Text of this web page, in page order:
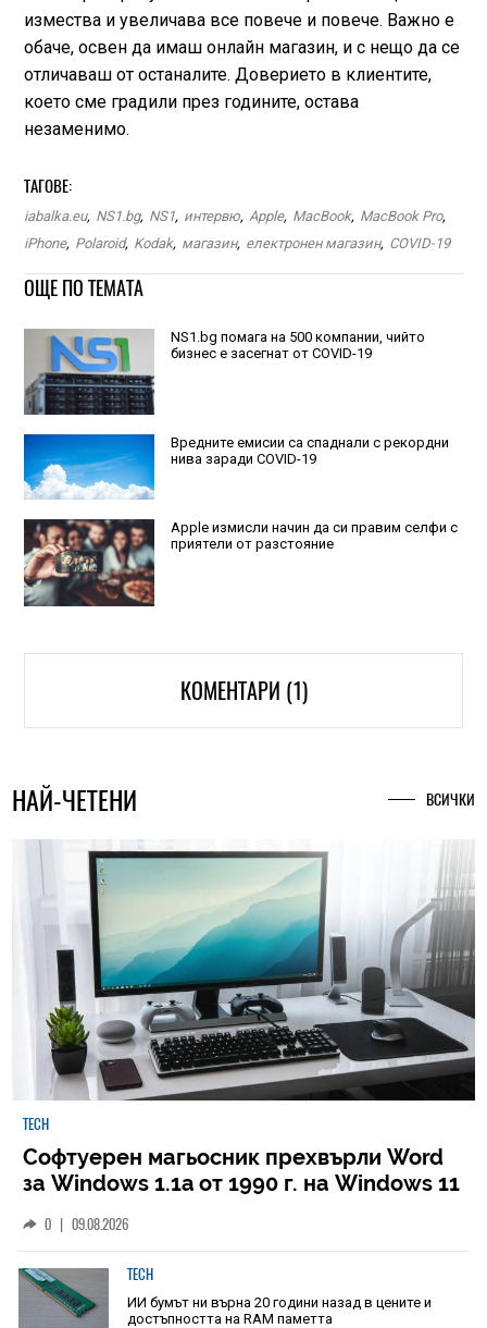
измества и увеличава все повече и повече. Важно е
обаче, освен да имаш онлайн магазин, и с нещо да се
отличаваш от останалите. Доверието в клиентите,
което сме градили през годините, остава
незаменимо.
ТАГОВЕ:
iabalka.eu, NS1.bg, NS1, интервю, Apple, MacBook, MacBook Pro,
iPhone, Polaroid, Kodak, магазин, електронен магазин, COVID-19
ОЩЕ ПО ТЕМАТА
NS1.bg помага на 500 компании, чийто
бизнес е засегнат от COVID-19
Вредните емисии са спаднали с рекордни
нива заради COVID-19
Apple измисли начин да си правим селфи с
приятели от разстояние
КОМЕНТАРИ (1)
НАЙ-ЧЕТЕНИ ВСИЧКИ
TECH
Софтуерен магьосник прехвърли Word
за Windows 1.1a от 1990 г. на Windows 11
0 | 09.08.2026
TECH
ИИ бумът ни върна 20 години назад в цените и
достъпността на RAM паметта